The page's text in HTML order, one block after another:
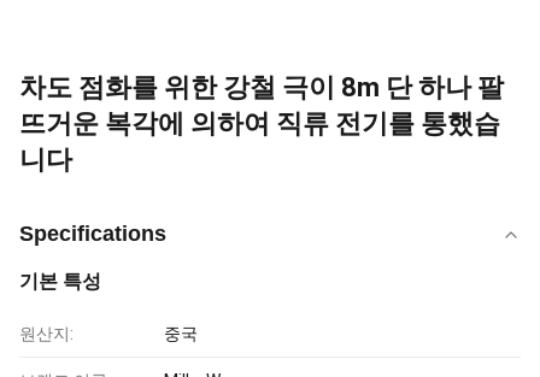
차도 점화를 위한 강철 극이 8m 단 하나 팔
뜨거운 복각에 의하여 직류 전기를 통했습
니다
Specifications
기본 특성
원산지: 중국